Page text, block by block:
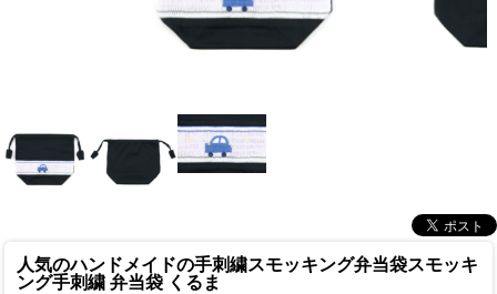
人気のハンドメイドの手刺繍スモッキング弁当袋スモッキ
ング手刺繍 弁当袋 くるま